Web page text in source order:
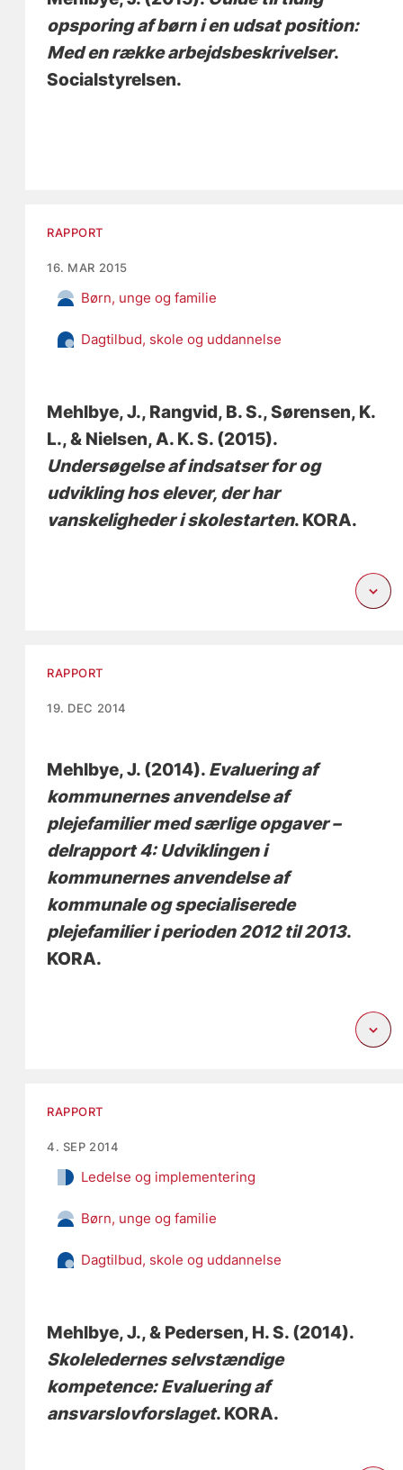
opsporing af børn i en udsat position:
Med en række arbejdsbeskrivelser.
Socialstyrelsen.
RAPPORT
16. MAR 2015
Børn, unge og familie
Dagtilbud, skole og uddannelse
Mehlbye, J., Rangvid, B. S., Sørensen, K.
L., & Nielsen, A. K. S. (2015).
Undersøgelse af indsatser for og
udvikling hos elever, der har
vanskeligheder i skolestarten. KORA.
RAPPORT
19. DEC 2014
Mehlbye, J. (2014). Evaluering af
kommunernes anvendelse af
plejefamilier med særlige opgaver –
delrapport 4: Udviklingen i
kommunernes anvendelse af
kommunale og specialiserede
plejefamilier i perioden 2012 til 2013.
KORA.
RAPPORT
4. SEP 2014
Ledelse og implementering
Børn, unge og familie
Dagtilbud, skole og uddannelse
Mehlbye, J., & Pedersen, H. S. (2014).
Skoleledernes selvstændige
kompetence: Evaluering af
ansvarslovforslaget. KORA.